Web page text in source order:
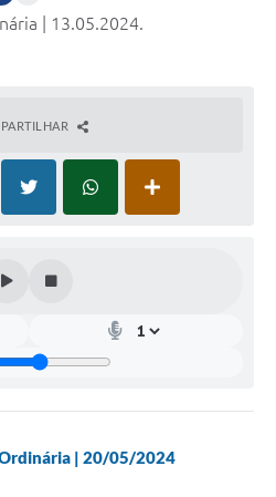
| 13.05.2024.
| 20/05/2024